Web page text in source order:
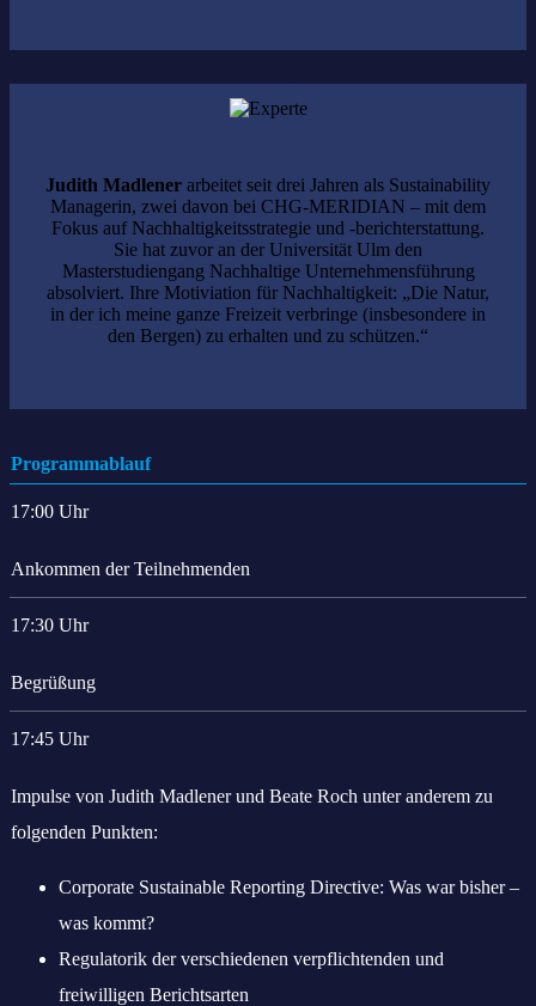
Judith Madlener arbeitet seit drei Jahren als Sustainability
Managerin, zwei davon bei CHG-MERIDIAN – mit dem
Fokus auf Nachhaltigkeitsstrategie und -berichterstattung.
Sie hat zuvor an der Universität Ulm den
Masterstudiengang Nachhaltige Unternehmensführung
absolviert. Ihre Motiviation für Nachhaltigkeit: „Die Natur,
in der ich meine ganze Freizeit verbringe (insbesondere in
den Bergen) zu erhalten und zu schützen.“
Programmablauf
17:00 Uhr
Ankommen der Teilnehmenden
17:30 Uhr
Begrüßung
17:45 Uhr
Impulse von Judith Madlener und Beate Roch unter anderem zu
folgenden Punkten:
Corporate Sustainable Reporting Directive: Was war bisher –
was kommt?
Regulatorik der verschiedenen verpflichtenden und
freiwilligen Berichtsarten